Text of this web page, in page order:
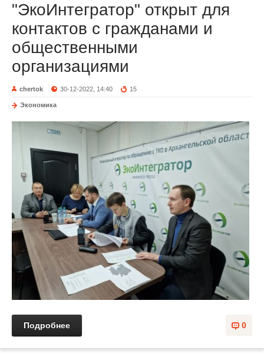
"ЭкоИнтегратор" открыт для
контактов с гражданами и
общественными
организациями
chertok 30-12-2022, 14:40 15
Экономика
0
Подробнее